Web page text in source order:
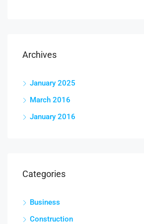
Archives
January 2025
March 2016
January 2016
Categories
Business
Construction